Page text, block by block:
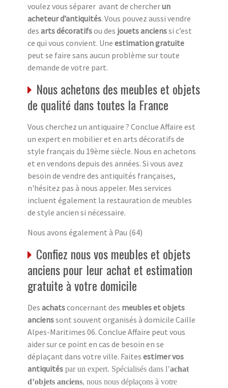
voulez vous séparer avant de chercherun
acheteur d’antiquités. Vous pouvez aussi vendre
des arts décoratifsou des jouets ancienssi c’est
ce qui vous convient. Une estimation gratuite
peut se faire sans aucun problème sur toute
demande de votre part.
Nous achetons des meubles et objets
de qualité dans toutes la France
Vous cherchez un antiquaire ? Conclue Affaire est
un expert en mobilier et en arts décoratifs de
style français du 19ème siècle. Nous en achetons
et en vendons depuis des années. Si vous avez
besoin de vendre des antiquités françaises,
n'hésitez pas à nous appeler. Mes services
incluent également la restauration de meubles
de style ancien si nécessaire.
Nous avons également à Pau (64)
Confiez nous vos meubles et objets
anciens pour leur achat et estimation
gratuite à votre domicile
Des achatsconcernant des meubles et objets
ancienssont souvent organisés à domicile Caille
Alpes-Maritimes 06. Conclue Affaire peut vous
aider sur ce point en cas de besoin en se
déplaçant dans votre ville. Faites estimer vos
antiquités par un expert. Spécialisés dans l’achat
d’objets anciens, nous nous déplaçons à votre